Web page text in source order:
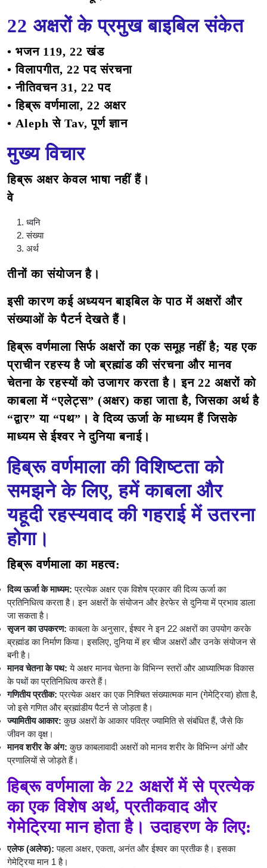
22 अक्षरों के प्रमुख बाइबिल संकेत
• भजन 119, 22 खंड
• विलापगीत, 22 पद संरचना
• नीतिवचन 31, 22 पद
• हिब्रू वर्णमाला, 22 अक्षर
• Aleph से Tav, पूर्ण ज्ञान
मुख्य विचार
हिब्रू अक्षर केवल भाषा नहीं हैं।
वे
ध्वनि
संख्या
अर्थ
तीनों का संयोजन है।
इसी कारण कई अध्ययन बाइबिल के पाठ में अक्षरों और
संख्याओं के पैटर्न देखते हैं।
हिब्रू वर्णमाला सिर्फ अक्षरों का एक समूह नहीं है; यह एक
प्राचीन रहस्य है जो ब्रह्मांड की संरचना और मानव
चेतना के रहस्यों को उजागर करता है। इन 22 अक्षरों को
काबला में “एलेट्स” (अक्षर) कहा जाता है, जिसका अर्थ है
“द्वार” या “पथ”। वे दिव्य ऊर्जा के माध्यम हैं जिसके
माध्यम से ईश्वर ने दुनिया बनाई।
हिब्रू वर्णमाला की विशिष्टता को
समझने के लिए, हमें काबला और
यहूदी रहस्यवाद की गहराई में उतरना
होगा।
हिब्रू वर्णमाला का महत्व:
दिव्य ऊर्जा के माध्यम: प्रत्येक अक्षर एक विशेष प्रकार की दिव्य ऊर्जा का
प्रतिनिधित्व करता है। इन अक्षरों के संयोजन और हेरफेर से दुनिया में प्रभाव डाला
जा सकता है।
सृजन का उपकरण: काबला के अनुसार, ईश्वर ने इन 22 अक्षरों का उपयोग करके
ब्रह्मांड का निर्माण किया। इसलिए, दुनिया में हर चीज अक्षरों और उनके संयोजन से
बनी है।
मानव चेतना के पथ: ये अक्षर मानव चेतना के विभिन्न स्तरों और आध्यात्मिक विकास
के पथों का प्रतिनिधित्व करते हैं।
गणितीय प्रतीक: प्रत्येक अक्षर का एक निश्चित संख्यात्मक मान (गेमेट्रिया) होता है,
जो इसे गणित और ब्रह्मांडीय पैटर्न से जोड़ता है।
ज्यामितीय आकार: कुछ अक्षरों के आकार पवित्र ज्यामिति से संबंधित हैं, जैसे कि
जीवन का वृक्ष।
मानव शरीर के अंग: कुछ काबलावादी अक्षरों को मानव शरीर के विभिन्न अंगों और
प्रणालियों से जोड़ते हैं।
हिब्रू वर्णमाला के 22 अक्षरों में से प्रत्येक
का एक विशेष अर्थ, प्रतीकवाद और
गेमेट्रिया मान होता है। उदाहरण के लिए:
एलेफ (अलेफ): पहला अक्षर, एकता, अनंत और ईश्वर का प्रतीक है। इसका
गेमेट्रिया मान 1 है।